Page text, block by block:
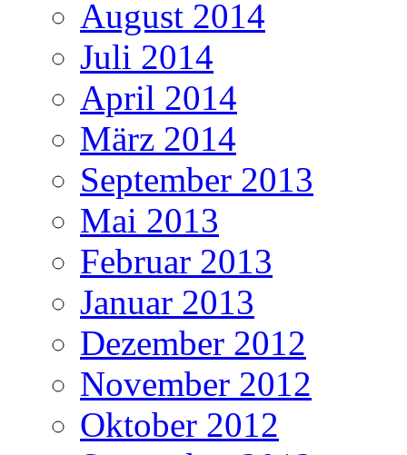
August 2014
Juli 2014
April 2014
März 2014
September 2013
Mai 2013
Februar 2013
Januar 2013
Dezember 2012
November 2012
Oktober 2012